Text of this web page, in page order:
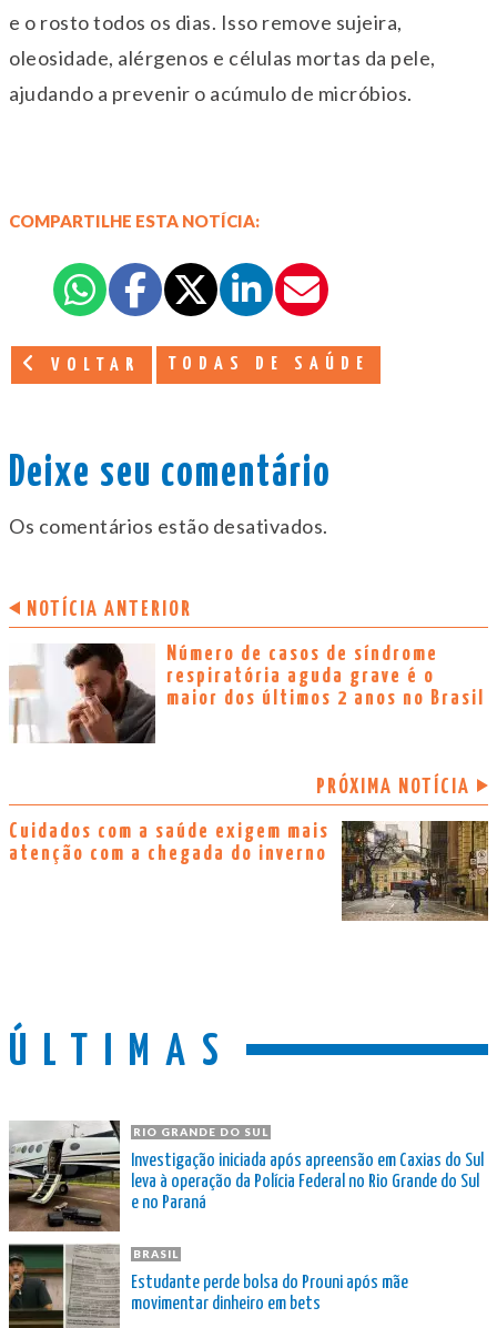
e o rosto todos os dias. Isso remove sujeira,
oleosidade, alérgenos e células mortas da pele,
ajudando a prevenir o acúmulo de micróbios.
COMPARTILHE ESTA NOTÍCIA:
VOLTAR TODAS DE SAÚDE
Deixe seu comentário
Os comentários estão desativados.
NOTÍCIA ANTERIOR
Número de casos de síndrome
respiratória aguda grave é o
maior dos últimos 2 anos no Brasil
PRÓXIMA NOTÍCIA
Cuidados com a saúde exigem mais
atenção com a chegada do inverno
ÚLTIMAS
RIO GRANDE DO SUL
Investigação iniciada após apreensão em Caxias do Sul
leva à operação da Polícia Federal no Rio Grande do Sul
e no Paraná
BRASIL
Estudante perde bolsa do Prouni após mãe
movimentar dinheiro em bets